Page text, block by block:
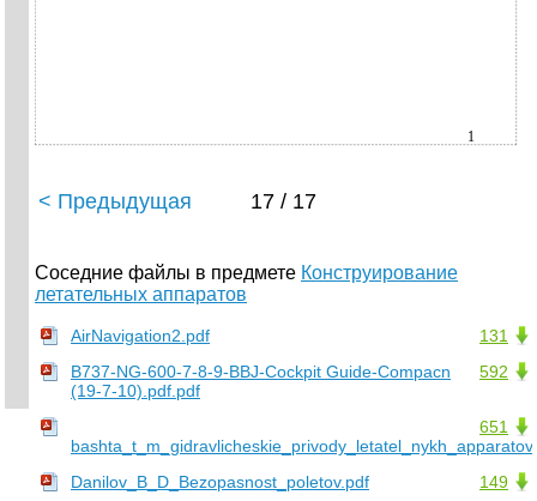
1
< Предыдущая 17 / 17
Соседние файлы в предмете Конструирование
летательных аппаратов
131
AirNavigation2.pdf
592
B737-NG-600-7-8-9-BBJ-Cockpit Guide-Compacn
(19-7-10).pdf.pdf
651
149
Danilov_B_D_Bezopasnost_poletov.pdf